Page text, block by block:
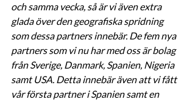
och samma vecka, så är vi även extra
glada över den geografiska spridning
som dessa partners innebär. De fem nya
partners som vi nu har med oss är bolag
från Sverige, Danmark, Spanien, Nigeria
samt USA. Detta innebär även att vi fått
vår första partner i Spanien samt en